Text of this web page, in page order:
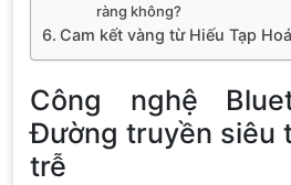
ràng không?
Cam kết vàng từ Hiếu Tạp Hoá
Công nghệ
Đường truyền siêu
trễ